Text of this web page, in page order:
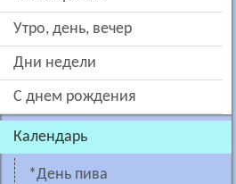
утро, день, вечер
дни недели
c днем рождения
Календарь
*день пива